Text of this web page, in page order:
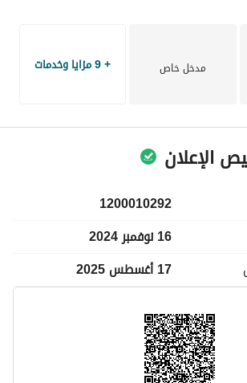
مدخل خاص + 9 مزايا وخدمات
الإعلان
1200010292
16 نوفمبر 2024
17 أغسطس 2025